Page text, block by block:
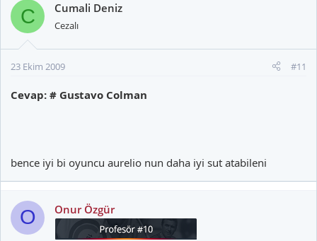
C Cumali Deniz
Cezalı
23 Ekim 2009 #11
Cevap: # Gustavo Colman
bence iyi bi oyuncu aurelio nun daha iyi sut atabileni
O Onur Özgür